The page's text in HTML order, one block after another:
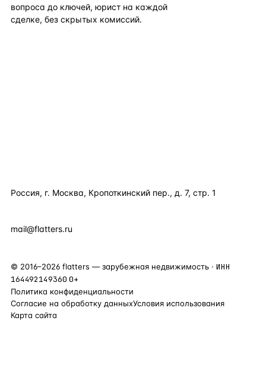
вопроса до ключей, юрист на каждой
сделке, без скрытых комиссий.
Россия, г. Москва, Кропоткинский пер., д. 7, стр. 1
mail@flatters.ru
© 2016–2026 flatters — зарубежная недвижимость · ИНН
164492149360 0+
Политика конфиденциальности
Согласие на обработку данныхУсловия использования
Карта сайта